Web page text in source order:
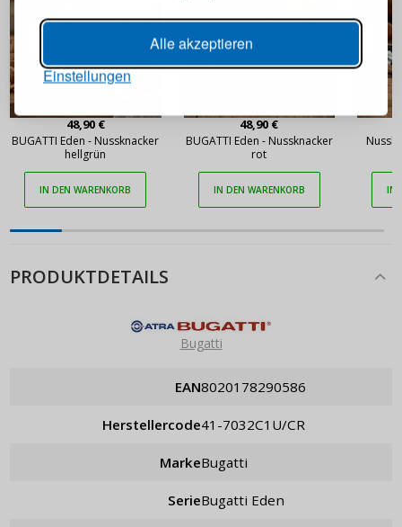
Alle akzeptieren
Einstellungen
48,90 €
BUGATTI Eden - Nussknacker
hellgrün
IN DEN WARENKORB
48,90 €
BUGATTI Eden - Nussknacker
rot
IN DEN WARENKORB IN
PRODUKTDETAILS
Bugatti
EAN 8020178290586
Herstellercode 41-7032C1U/CR
Marke Bugatti
Serie Bugatti Eden